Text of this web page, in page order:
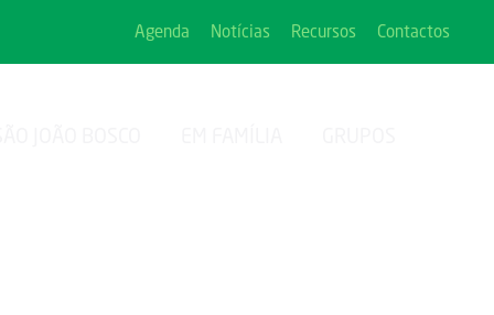
Agenda Notícias Recursos Contactos